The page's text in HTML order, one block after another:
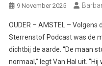
9 November 2025
OUDER – AMSTEL –
Sterrenstof Podcast was de
dichtbij de aarde. “De maan
normaal,” legt Van Hal uit.